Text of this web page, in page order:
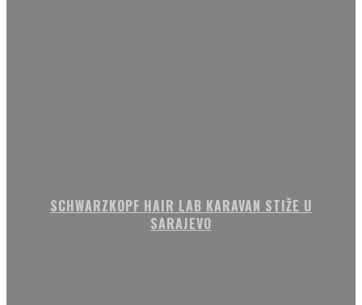
SCHWARZKOPF HAIR LAB KARAVAN STIŽE U
SARAJEVO